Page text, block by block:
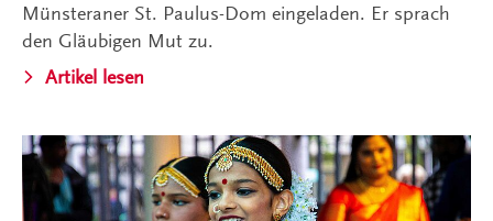
Münsteraner St. Paulus-Dom eingeladen. Er sprach
den Gläubigen Mut zu.
Artikel lesen